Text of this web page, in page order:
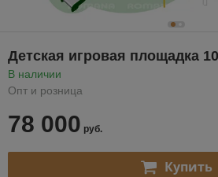
Детская игровая площадка
В наличии
Опт и розница
78 000 руб.
Купить